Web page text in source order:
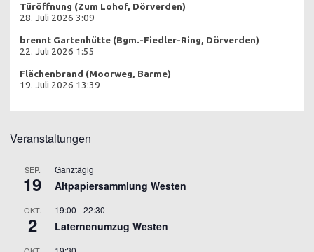
Türöffnung (Zum Lohof, Dörverden)
28. Juli 2026 3:09
brennt Gartenhütte (Bgm.-Fiedler-Ring, Dörverden)
22. Juli 2026 1:55
Flächenbrand (Moorweg, Barme)
19. Juli 2026 13:39
Veranstaltungen
SEP.
19
Ganztägig
Altpapiersammlung Westen
OKT.
2
19:00 -22:30
Laternenumzug Westen